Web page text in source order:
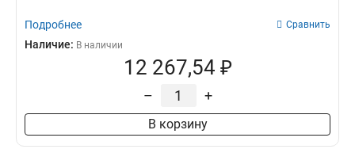
Подробнее Сравнить
Наличие: В наличии
12 267,54 ₽
– +
В корзину